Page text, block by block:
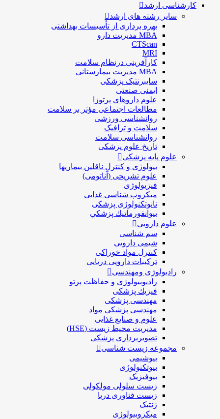
کارشناسی ارشد
سایر رشته های ارشد
بهره برداری از تأسیسات بهداشتی
MBA مدیریت دارو
CTScan
MRI
کارآفرینی درنظام سلامت
MBA مدیریت بیمارستانی
سایبرنتیک پزشکی
ایمنی صنعتی
علوم داروهای پرتوزا
مطالعات اجتماعی مؤثر بر سلامت
روانشناسی ورزشی
سلامت و ترافیک
روانشناسی سلامت
تاریخ علوم پزشکی
علوم پایه پزشکی
بیولوژی و کنترل ناقلین بیماریها
علوم تشریحی (آناتومی)
فیزیولوژی
ميكروب شناسی غذایی
نانوتکنولوژی پزشکی
بيوانفورماتيك پزشكي
علوم دارویی
سم شناسی
شیمی دارویی
کنترل مواد خوراکی
ترکیبات دارویی دریایی
رادیولوژی ومهندسی
رادیوبیولوژی و حفاظت پرتو
فيزيك پزشکی
مهندسی پزشکی
مهندسی پزشکی مواد
علوم و صنايع غذایی
مدیریت محیط زیست (HSE)
تصویربرداری پزشکی
مجموعه زیست شناسی
بیوشیمی
بیوتکنولوژی
بیوفیزیک
زیست سلولی مولکولی
زیست فناوری دریا
ژنتیک
میکروبیولوژی